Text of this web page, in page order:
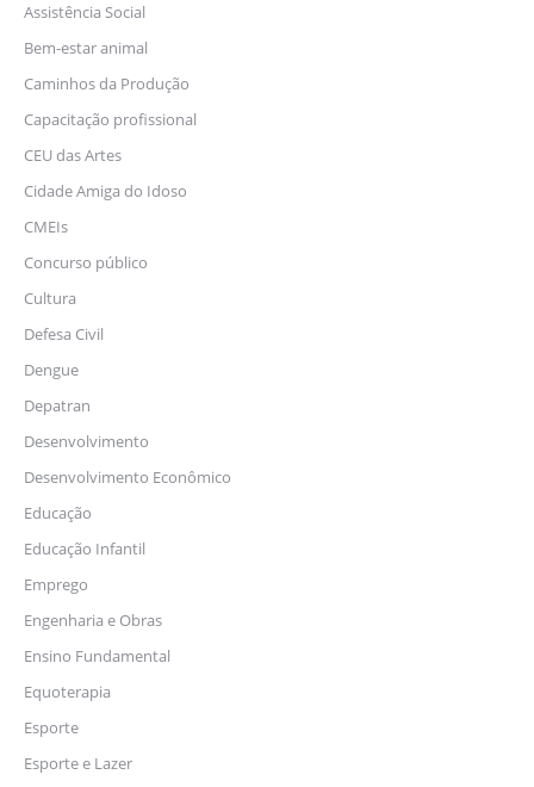
Assistência Social
Bem-estar animal
Caminhos da Produção
Capacitação profissional
CEU das Artes
Cidade Amiga do Idoso
CMEIs
Concurso público
Cultura
Defesa Civil
Dengue
Depatran
Desenvolvimento
Desenvolvimento Econômico
Educação
Educação Infantil
Emprego
Engenharia e Obras
Ensino Fundamental
Equoterapia
Esporte
Esporte e Lazer